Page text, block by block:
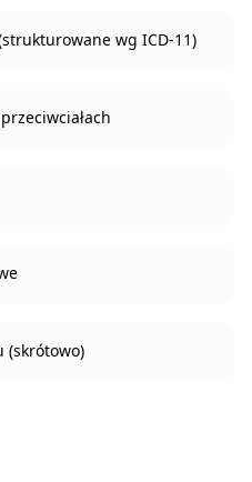
wg ICD-11)
(skrótowo)